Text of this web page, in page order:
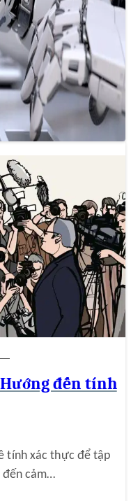
trở thành
chí?
kỷ nguyên mới, nơi
đến tính
tính xác thực để tập
đến cảm…